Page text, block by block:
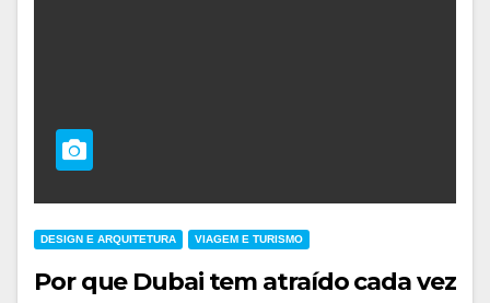
DESIGN E ARQUITETURA VIAGEM E TURISMO
Por que Dubai tem atraído cada vez